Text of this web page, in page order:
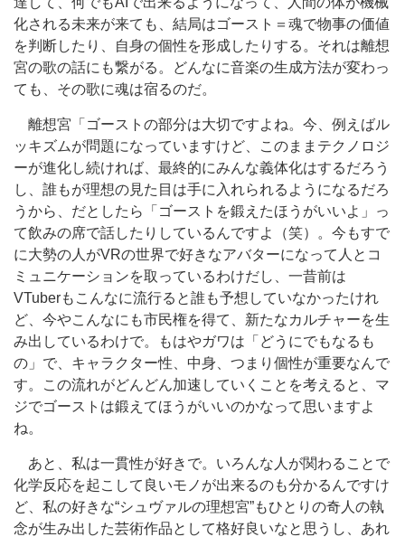
化される未来が来ても、結局はゴースト＝魂で物事の価値
を判断したり、自身の個性を形成したりする。それは離想
宮の歌の話にも繋がる。どんなに音楽の生成方法が変わっ
ても、その歌に魂は宿るのだ。
離想宮「ゴーストの部分は大切ですよね。今、例えばル
ッキズムが問題になっていますけど、このままテクノロジ
ーが進化し続ければ、最終的にみんな義体化はするだろう
し、誰もが理想の見た目は手に入れられるようになるだろ
うから、だとしたら「ゴーストを鍛えたほうがいいよ」っ
て飲みの席で話したりしているんですよ（笑）。今もすで
に大勢の人がVRの世界で好きなアバターになって人とコ
ミュニケーションを取っているわけだし、一昔前は
VTuberもこんなに流行ると誰も予想していなかったけれ
ど、今やこんなにも市民権を得て、新たなカルチャーを生
み出しているわけで。もはやガワは「どうにでもなるも
の」で、キャラクター性、中身、つまり個性が重要なんで
す。この流れがどんどん加速していくことを考えると、マ
ジでゴーストは鍛えてほうがいいのかなって思いますよ
ね。
あと、私は一貫性が好きで。いろんな人が関わることで
化学反応を起こして良いモノが出来るのも分かるんですけ
ど、私の好きな“シュヴァルの理想宮”もひとりの奇人の執
念が生み出した芸術作品として格好良いなと思うし、あれ